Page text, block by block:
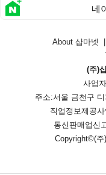
네
About 샵마넷
(주)
사업
주소:서울 금천구
직업정보제공
통신판매업신
Copyright©(주